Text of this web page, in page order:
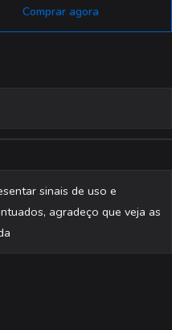
Comprar agora
sinais de uso e
agradeço que veja as